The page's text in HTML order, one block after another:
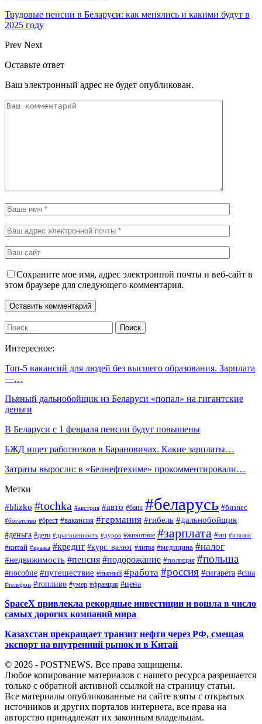
Трудовые пенсии в Беларуси: как менялись и какими будут в
2025 году
Prev Next
Оставьте ответ
Ваш электронный адрес не будет опубликован.
Сохраните мое имя, адрес электронной почты и веб-сайт в
этом браузере для следующего комментария.
Интересное:
Топ-5 вакансий для людей без высшего образования. Зарплата
—…
Пьяный дальнобойщик из Беларуси «попал» на гигантские
деньги
В Беларуси с 1 февраля пенсии будут повышены
БЖД ищет работников в Барановичах. Какие зарплаты…
Затраты выросли: в «Белнефтехиме» прокомментировали…
Метки
#blizko #tochka #австрия #авто #банк #беларусь #бизнес
#богатство #брест #вакансия #германия #гибель #дальнобойщик
#деньга #дети #драгоценность #дуров #животное #зарплата #ип #италия
#китай #кража #кредит #курс_валют #литва #медицина #налог
#недвижимость #пенсия #подорожание #полиция #польша
#пособие #путешествие #пьяный #работа #россия #сигарета #сша
#телефон #топливо #умер #франция #цена
SpaceX привлекла рекордные инвестиции и вошла в число
самых дорогих компаний мира
Казахстан прекращает транзит нефти через РФ, смещая
экспорт на внутренний рынок и в Китай
© 2026 - POSTNEWS. Все права защищены.
Любое копирование материалов с нашего ресурса разрешается
только с обратной активной ссылкой на страницу статьи.
Все материалы опубликованные на сайте взяты с открытых
источников и других порталов интернета, все права на
авторство принадлежат их законным владельцам.